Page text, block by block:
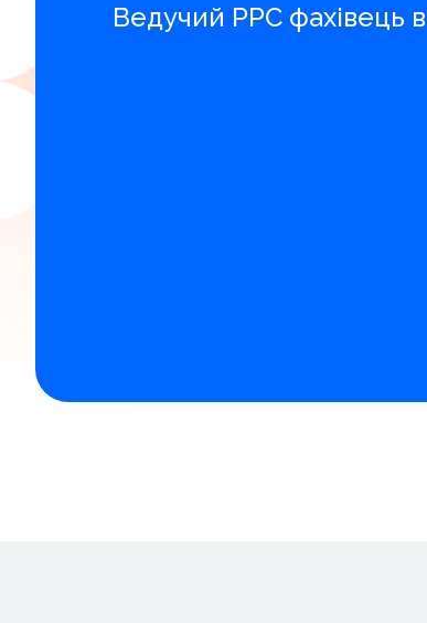
Ведучий PPC фахівець в